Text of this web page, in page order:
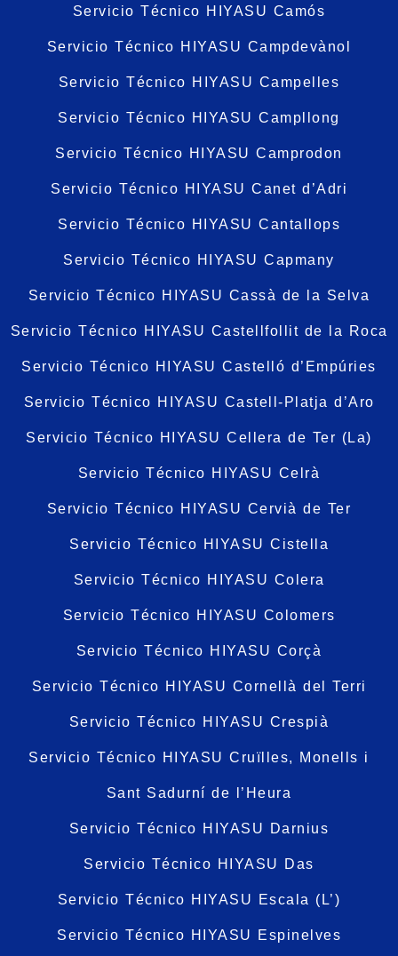
Servicio Técnico HIYASU Camós
Servicio Técnico HIYASU Campdevànol
Servicio Técnico HIYASU Campelles
Servicio Técnico HIYASU Campllong
Servicio Técnico HIYASU Camprodon
Servicio Técnico HIYASU Canet d’Adri
Servicio Técnico HIYASU Cantallops
Servicio Técnico HIYASU Capmany
Servicio Técnico HIYASU Cassà de la Selva
Servicio Técnico HIYASU Castellfollit de la Roca
Servicio Técnico HIYASU Castelló d’Empúries
Servicio Técnico HIYASU Castell-Platja d’Aro
Servicio Técnico HIYASU Cellera de Ter (La)
Servicio Técnico HIYASU Celrà
Servicio Técnico HIYASU Cervià de Ter
Servicio Técnico HIYASU Cistella
Servicio Técnico HIYASU Colera
Servicio Técnico HIYASU Colomers
Servicio Técnico HIYASU Corçà
Servicio Técnico HIYASU Cornellà del Terri
Servicio Técnico HIYASU Crespià
Servicio Técnico HIYASU Cruïlles, Monells i
Sant Sadurní de l’Heura
Servicio Técnico HIYASU Darnius
Servicio Técnico HIYASU Das
Servicio Técnico HIYASU Escala (L’)
Servicio Técnico HIYASU Espinelves